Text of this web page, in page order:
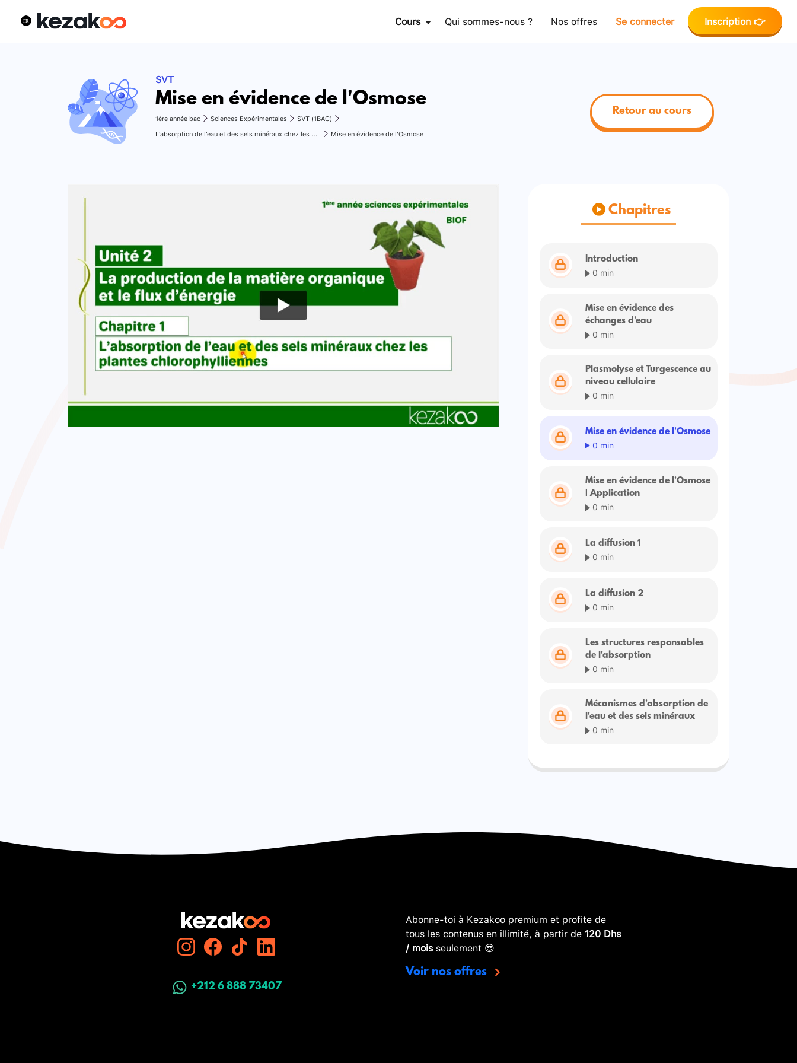
Cours Qui sommes-nous ? Nos offres Se connecter Inscription 👉
SVT
Mise en évidence de l'Osmose
1ère année bac Sciences Expérimentales
SVT (1BAC)
L’absorption de l’eau et des sels minéraux chez les plantes chlorophylliennes
Mise en évidence de l'Osmose
Retour au cours
Chapitres
Introduction
0 min
Mise en évidence des
échanges d'eau
0 min
Plasmolyse et Turgescence au
niveau cellulaire
0 min
Mise en évidence de l'Osmose
0 min
Mise en évidence de l'Osmose
| Application
0 min
La diffusion 1
0 min
La diffusion 2
0 min
Les structures responsables
de l'absorption
0 min
Mécanismes d'absorption de
l'eau et des sels minéraux
0 min
+212 6 888 73407
Abonne-toi à Kezakoo premium et profite de
tous les contenus en illimité, à partir de 120 Dhs
/ moisseulement 😎
Voir nos offres